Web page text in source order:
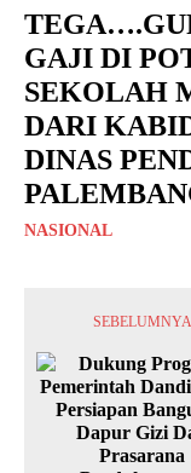
GAJI DI
SEKOLAH
DARI
DINAS
NASIONAL
SEBELUMNYA